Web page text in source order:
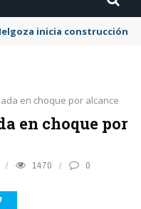
inicia construcción
en choque por alcance
en choque por
1470 0